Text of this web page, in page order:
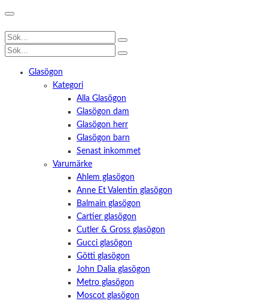
Glasögon
Kategori
Alla Glasögon
Glasögon dam
Glasögon herr
Glasögon barn
Senast inkommet
Varumärke
Ahlem glasögon
Anne Et Valentin glasögon
Balmain glasögon
Cartier glasögon
Cutler & Gross glasögon
Gucci glasögon
Götti glasögon
John Dalia glasögon
Metro glasögon
Moscot glasögon